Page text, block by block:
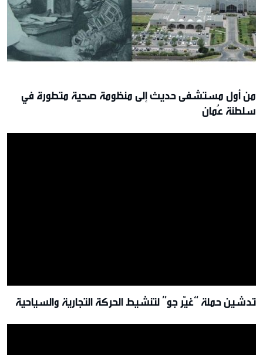
من أول مستشفى حديث إلى منظومة صحية متطورة في
سلطنة عُمان
تدشين حملة “غيّر جو” لتنشيط الحركة التجارية والسياحية